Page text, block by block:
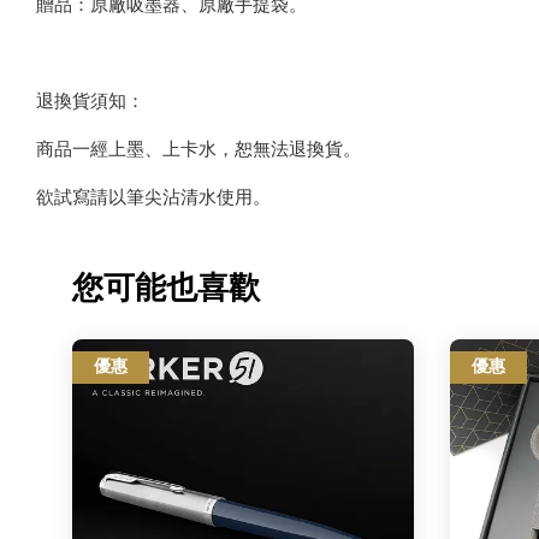
贈品：原廠吸墨器、原廠手提袋。
退換貨須知：
商品一經上墨、上卡水，恕無法退換貨。
欲試寫請以筆尖沾清水使用。
您可能也喜歡
優惠 優惠